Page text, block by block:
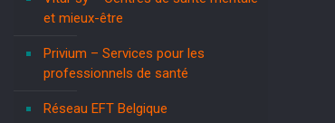
et mieux-être
Privium – Services pour les
professionnels de santé
Réseau EFT Belgique